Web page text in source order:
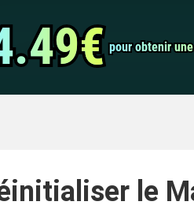
pour obtenir
pour obtenir
Android
besoin:
le